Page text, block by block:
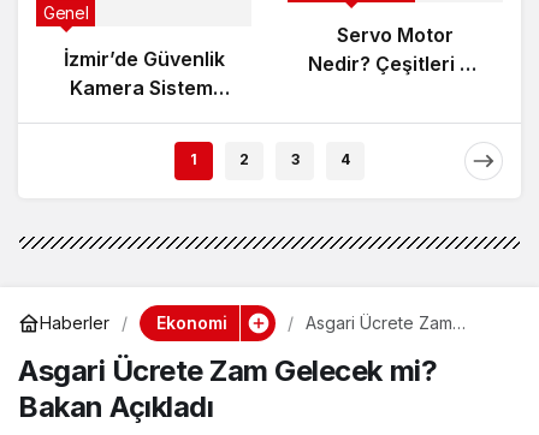
Genel
İzmir’de Güvenlik
Kamera Sistemi
Dikkat Edilmeli?
Servo Motor
Nedir? Çeşitleri ve
1 2 3 4
Haberler Ekonomi
Asgari Ücrete Zam
Açıkladı
Asgari Ücrete Zam Gelecek mi?
Bakan Açıkladı